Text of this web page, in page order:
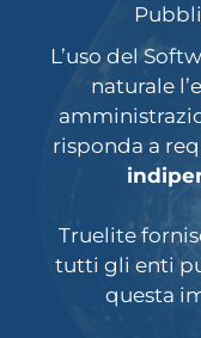
L’uso del
naturale
risponda a
Truelite
tutti gli enti
questa